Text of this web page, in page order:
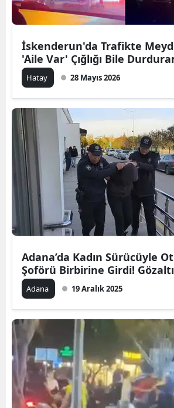
İskenderun'da Trafikte
'Aile Var' Çığlığı Bile
Hatay 28 Mayıs 2026
Adana’da Kadın Sürücüyle
Şoförü Birbirine Girdi!
Adana 19 Aralık 2025